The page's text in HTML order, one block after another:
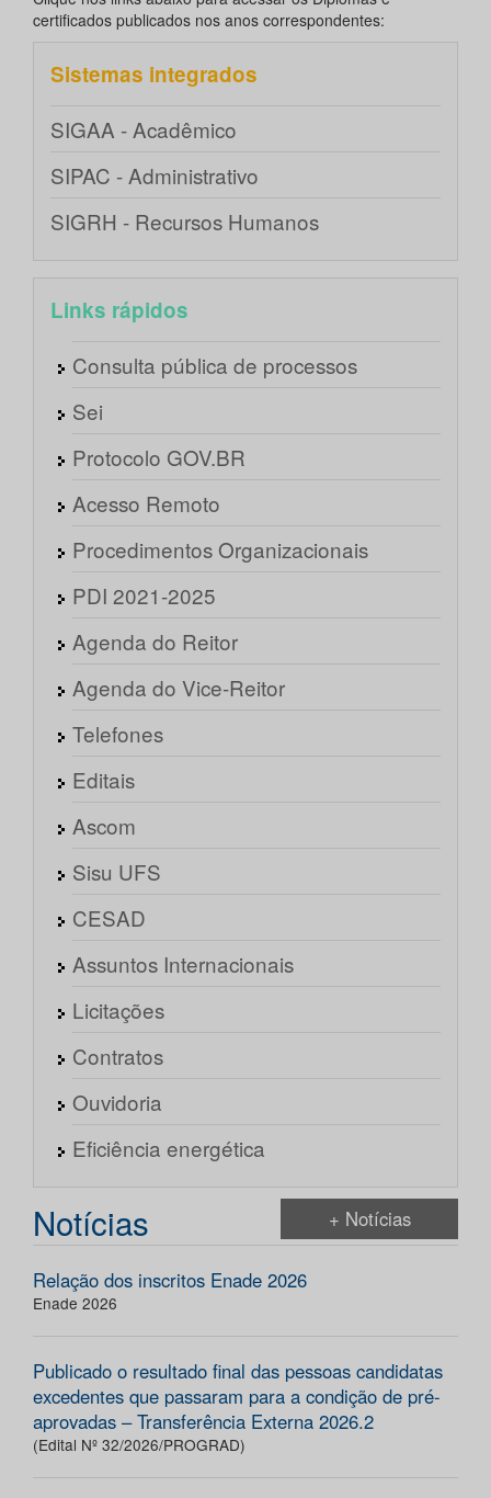
certificados publicados nos anos correspondentes:
Sistemas integrados
SIGAA - Acadêmico
SIPAC - Administrativo
SIGRH - Recursos Humanos
Links rápidos
Consulta pública de processos
Sei
Protocolo GOV.BR
Acesso Remoto
Procedimentos Organizacionais
PDI 2021-2025
Agenda do Reitor
Agenda do Vice-Reitor
Telefones
Editais
Ascom
Sisu UFS
CESAD
Assuntos Internacionais
Licitações
Contratos
Ouvidoria
Eficiência energética
Notícias + Notícias
Relação dos inscritos Enade 2026
Enade 2026
Publicado o resultado final das pessoas candidatas
excedentes que passaram para a condição de pré-
aprovadas – Transferência Externa 2026.2
(Edital Nº 32/2026/PROGRAD)